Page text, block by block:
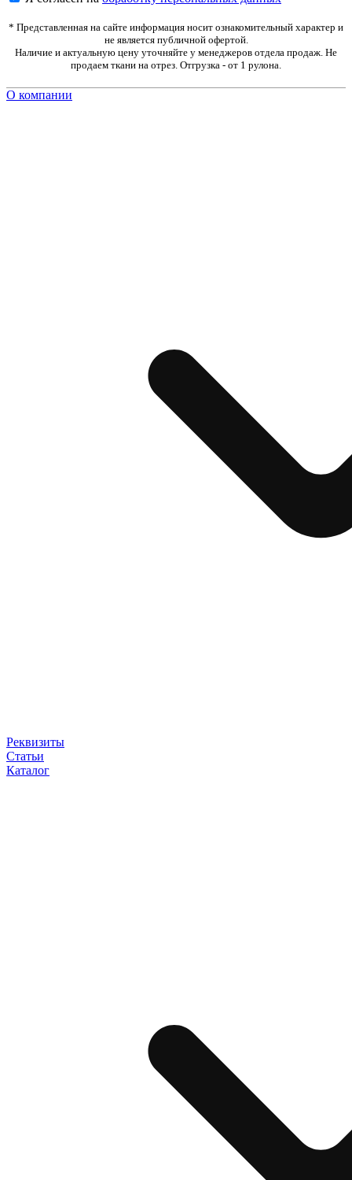
* Представленная на сайте информация носит ознакомительный характер и
не является публичной офертой.
Наличие и актуальную цену уточняйте у менеджеров отдела продаж. Не
продаем ткани на отрез. Отгрузка - от 1 рулона.
О компании
Реквизиты
Статьи
Каталог